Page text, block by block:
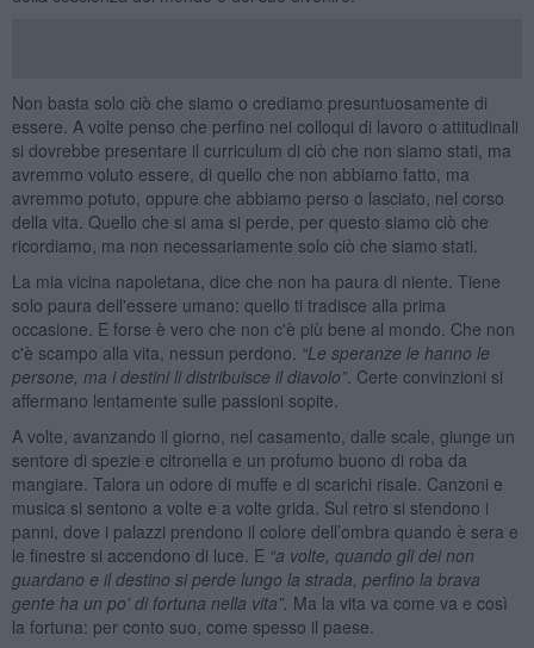
Non basta solo ciò che siamo o crediamo presuntuosamente di
essere. A volte penso che perfino nei colloqui di lavoro o attitudinali
si dovrebbe presentare il curriculum di ciò che non siamo stati, ma
avremmo voluto essere, di quello che non abbiamo fatto, ma
avremmo potuto, oppure che abbiamo perso o lasciato, nel corso
della vita. Quello che si ama si perde, per questo siamo ciò che
ricordiamo, ma non necessariamente solo ciò che siamo stati.
La mia vicina napoletana, dice che non ha paura di niente. Tiene
solo paura dell'essere umano: quello ti tradisce alla prima
occasione. E forse è vero che non c'è più bene al mondo. Che non
c'è scampo alla vita, nessun perdono. “Le speranze le hanno le
persone, ma i destini li distribuisce il diavolo”. Certe convinzioni si
affermano lentamente sulle passioni sopite.
A volte, avanzando il giorno, nel casamento, dalle scale, giunge un
sentore di spezie e citronella e un profumo buono di roba da
mangiare. Talora un odore di muffe e di scarichi risale. Canzoni e
musica si sentono a volte e a volte grida. Sul retro si stendono i
panni, dove i palazzi prendono il colore dell’ombra quando è sera e
le finestre si accendono di luce. E “a volte, quando gli dei non
guardano e il destino si perde lungo la strada, perfino la brava
gente ha un po' di fortuna nella vita”. Ma la vita va come va e così
la fortuna: per conto suo, come spesso il paese.